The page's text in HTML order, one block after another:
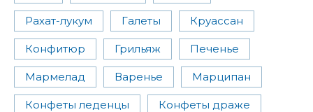
Рахат-лукум Галеты Круассан
Конфитюр Грильяж Печенье
Мармелад Варенье Марципан
Конфеты леденцы Конфеты драже